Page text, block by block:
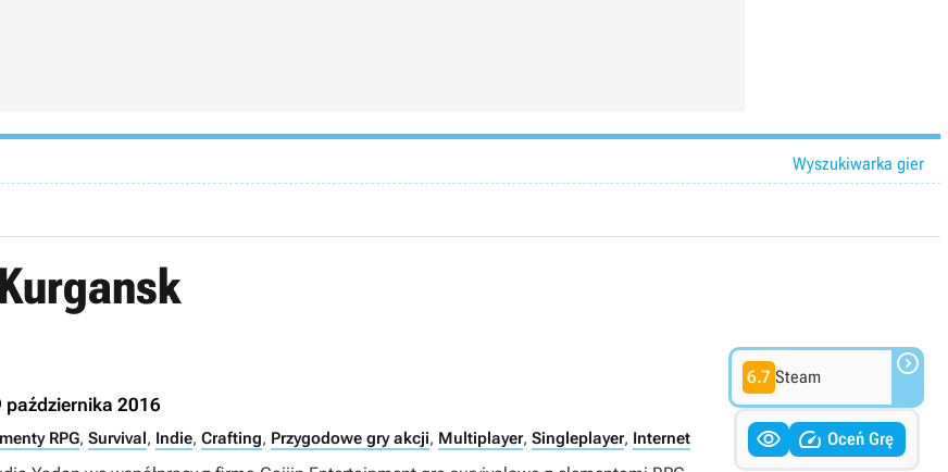
Wyszukiwarka gier
października 2016
RPG, Survival, Indie, Crafting, Przygodowe gry akcji, Multiplayer, Singleplayer, Internet
6.7 Steam 
  Oceń Grę